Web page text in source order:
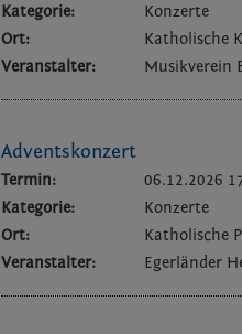
Kategorie:
Konzerte
Ort:
Katholische
Veranstalter:
Musikverein
Adventskonzert
Termin:
06.12.2026
Kategorie:
Konzerte
Ort:
Katholische
Veranstalter:
Egerländer